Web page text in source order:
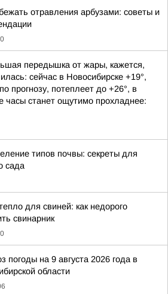
отравления арбузами: советы и
передышка от жары, кажется,
сейчас в Новосибирске +19°,
прогнозу, потеплеет до +26°, в
часы станет ощутимо прохладнее:
типов почвы: секреты для
сада
для свиней: как недорого
свинарник
погоды на 9 августа 2026 года в
области